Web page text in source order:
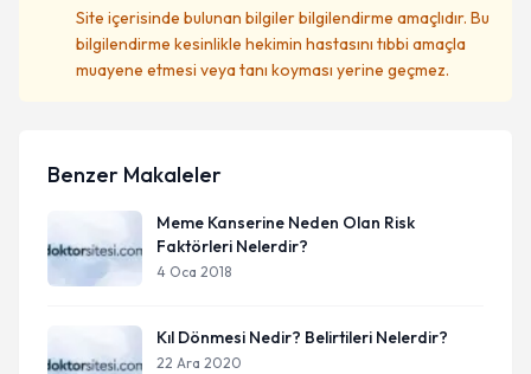
Site içerisinde bulunan bilgiler bilgilendirme amaçlıdır. Bu
bilgilendirme kesinlikle hekimin hastasını tıbbi amaçla
muayene etmesi veya tanı koyması yerine geçmez.
Benzer Makaleler
Meme Kanserine Neden Olan Risk
Faktörleri Nelerdir?
4 Oca 2018
Kıl Dönmesi Nedir? Belirtileri Nelerdir?
22 Ara 2020